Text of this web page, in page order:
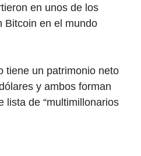
en unos de los
Bitcoin en el mundo
tiene un patrimonio neto
y ambos forman
lista de “multimillonarios